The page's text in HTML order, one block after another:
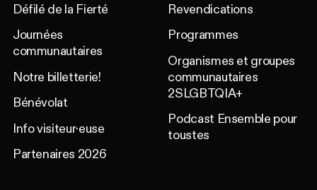
Défilé de la Fierté
Journées
communautaires
Notre billetterie!
Bénévolat
Info visiteur·euse
Partenaires 2026
Revendications
Programmes
Organismes et groupes
communautaires
2SLGBTQIA+
Podcast Ensemble pour
toustes